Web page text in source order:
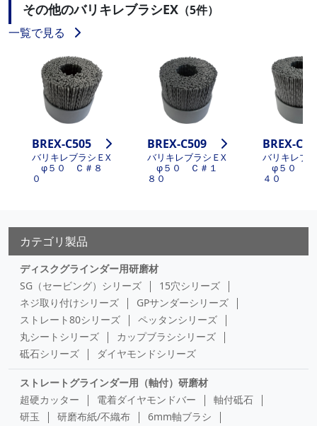
その他のバリキレブラシEX （5件）
一覧で見る
BREX-C505
バリキレブラシＥX
φ５０ Ｃ＃８
０
BREX-C509
バリキレブラシＥX
φ５０ Ｃ＃１
８０
BREX-
バリキレブ
φ５０ Ｃ
４０
カテゴリ製品
ディスクグラインダー用研磨材
SG（セービング）シリーズ
15穴シリーズ
ネジ取り付けシリーズ
GPサンダーシリーズ
ストレート80シリーズ
ペッタンシリーズ
丸シートシリーズ
カップブラシシリーズ
砥石シリーズ
ダイヤモンドシリーズ
ストレートグラインダー用（軸付）研磨材
超硬カッター
電着ダイヤモンドバー
軸付砥石
研玉
研磨布紙/不織布
6mm軸ブラシ